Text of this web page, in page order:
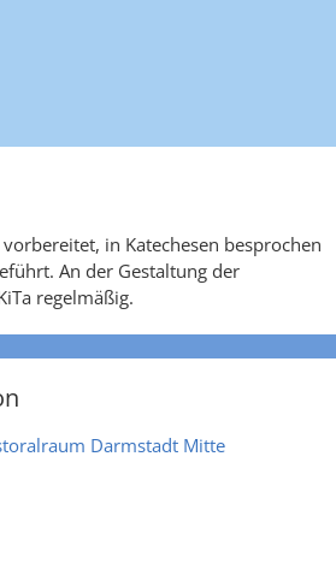
in Katechesen besprochen
An der Gestaltung der
regelmäßig.
Darmstadt Mitte